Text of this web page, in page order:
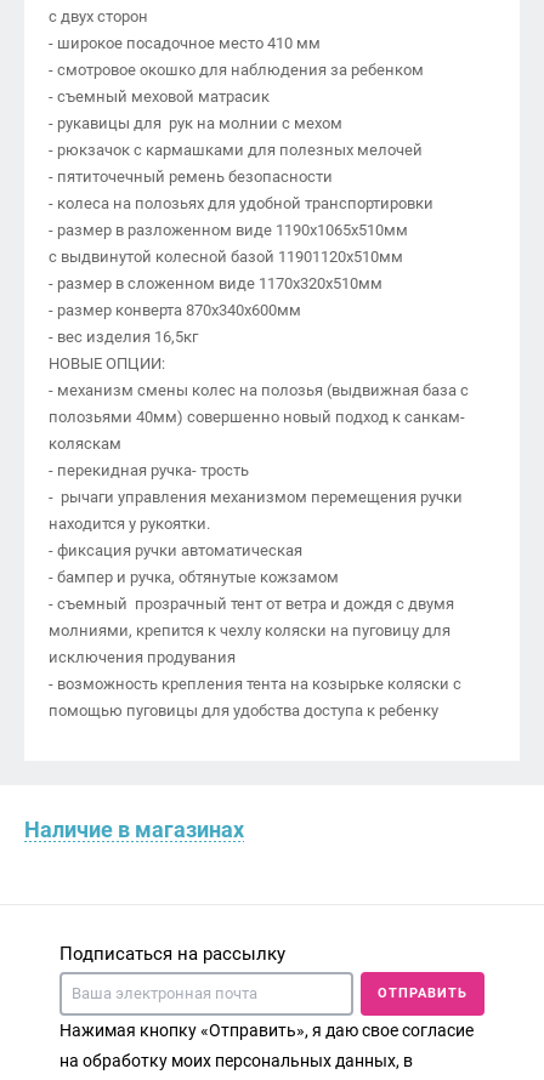
с двух сторон
- широкое посадочное место 410 мм
- смотровое окошко для наблюдения за ребенком
- съемный меховой матрасик
- рукавицы для рук на молнии с мехом
- рюкзачок с кармашками для полезных мелочей
- пятиточечный ремень безопасности
- колеса на полозьях для удобной транспортировки
- размер в разложенном виде 1190х1065х510мм
с выдвинутой колесной базой 11901120х510мм
- размер в сложенном виде 1170х320х510мм
- размер конверта 870х340х600мм
- вес изделия 16,5кг
НОВЫЕ ОПЦИИ:
- механизм смены колес на полозья (выдвижная база с
полозьями 40мм) совершенно новый подход к санкам-
коляскам
- перекидная ручка- трость
- рычаги управления механизмом перемещения ручки
находится у рукоятки.
- фиксация ручки автоматическая
- бампер и ручка, обтянутые кожзамом
- съемный прозрачный тент от ветра и дождя с двумя
молниями, крепится к чехлу коляски на пуговицу для
исключения продувания
- возможность крепления тента на козырьке коляски с
помощью пуговицы для удобства доступа к ребенку
Наличие в магазинах
Подписаться на рассылку
ОТПРАВИТЬ
Нажимая кнопку «Отправить», я даю свое согласие
на обработку моих персональных данных, в